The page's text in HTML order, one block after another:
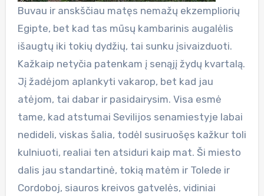
Buvau ir anskščiau matęs nemažų ekzempliorių
Egipte, bet kad tas mūsų kambarinis augalėlis
išaugtų iki tokių dydžių, tai sunku įsivaizduoti.
Kažkaip netyčia patenkam į senąjį žydų kvartalą.
Jį žadėjom aplankyti vakarop, bet kad jau
atėjom, tai dabar ir pasidairysim. Visa esmė
tame, kad atstumai Sevilijos senamiestyje labai
nedideli, viskas šalia, todėl susiruošęs kažkur toli
kulniuoti, realiai ten atsiduri kaip mat. Ši miesto
dalis jau standartinė, tokią matėm ir Tolede ir
Cordoboj, siauros kreivos gatvelės, vidiniai